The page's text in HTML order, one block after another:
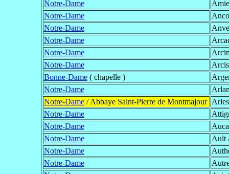
Notre-Dame
Notre-Dame
Notre-Dame
Notre-Dame
Notre-Dame
Notre-Dame
Bonne-Dame( chapelle )
Notre-Dame
Notre-Dame/ Abbaye Saint-Pierre de Montmajour
Arles
Notre-Dame
Notre-Dame
Notre-Dame
Ault
Notre-Dame
Notre-Dame